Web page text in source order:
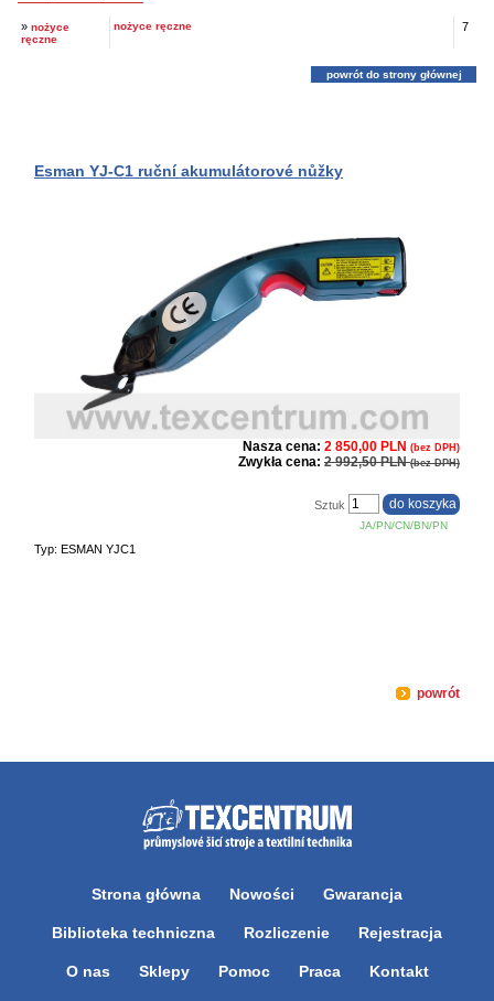
» nożyce
ręczne
nożyce ręczne 7
powrót do strony głównej
Esman YJ-C1 ruční akumulátorové nůžky
Nasza cena: 2 850,00 PLN (bez DPH)
Zwykła cena: 2 992,50 PLN(bez DPH)
JA/PN/CN/BN/PN
Sztuk
Typ: ESMAN YJC1
powrót
Strona główna Nowości Gwarancja
Biblioteka techniczna Rozliczenie Rejestracja
O nas Sklepy Pomoc Praca Kontakt